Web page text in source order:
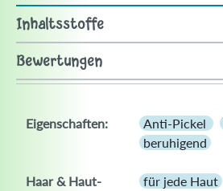
Inhaltsstoffe
Bewertungen
Eigenschaften: Anti-Pickel
beruhigend
Haar & Haut-
für jede Haut